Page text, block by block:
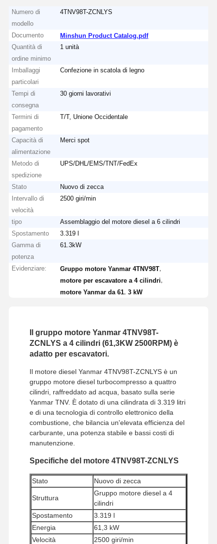
Numero di
modello
4TNV98T-ZCNLYS
Documento
Minshun Product Catalog.pdf
Quantità di
ordine minimo
1 unità
Imballaggi
particolari
Confezione in scatola di legno
Tempi di
consegna
30 giorni lavorativi
Termini di
pagamento
T/T, Unione Occidentale
Capacità di
alimentazione
Merci spot
Metodo di
spedizione
UPS/DHL/EMS/TNT/FedEx
Stato
Nuovo di zecca
Intervallo di
velocità
2500 giri/min
tipo
Assemblaggio del motore diesel a 6 cilindri
Spostamento
3.319 l
Gamma di
potenza
61.3kW
Evidenziare: Gruppo motore Yanmar 4TNV98T
motore per escavatore a 4 cilindri
motore Yanmar da 61 ,3 kW
Il gruppo motore Yanmar 4TNV98T-
ZCNLYS a 4 cilindri (61,3KW 2500RPM) è
adatto per escavatori.
Il motore diesel Yanmar 4TNV98T-ZCNLYS è un
gruppo motore diesel turbocompresso a quattro
cilindri, raffreddato ad acqua, basato sulla serie
Yanmar TNV. È dotato di una cilindrata di 3.319 litri
e di una tecnologia di controllo elettronico della
combustione, che bilancia un'elevata efficienza del
carburante, una potenza stabile e bassi costi di
manutenzione.
Specifiche del motore 4TNV98T-ZCNLYS
Stato Nuovo di zecca
Struttura
Gruppo motore diesel a 4
cilindri
Spostamento
3.319 l
Energia
61,3 kW
Velocità
2500 giri/min